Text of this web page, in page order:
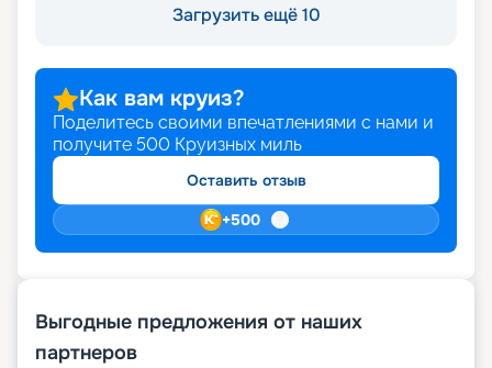
Загрузить ещё 10
Как вам круиз?
Поделитесь своими впечатлениями с нами и
получите 500 Круизных миль
Оставить отзыв
+500
Выгодные предложения от наших
партнеров